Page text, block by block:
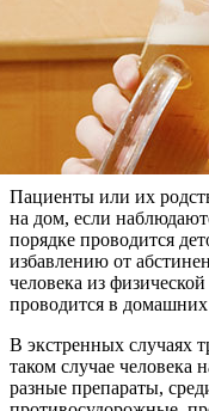
Пациенты или их
на дом, если
порядке проводится
избавлению от
человека из
проводится в домашних
В экстренных случаях
таком случае человека
разные препараты,